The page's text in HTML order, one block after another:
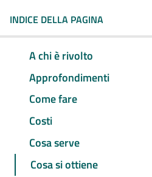
INDICE DELLA PAGINA
A chi è rivolto
Approfondimenti
Come fare
Costi
Cosa serve
Cosa si ottiene